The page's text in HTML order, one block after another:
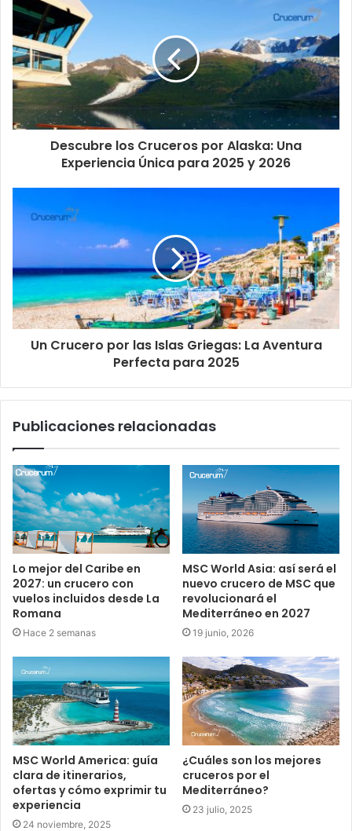
Descubre los Cruceros por Alaska: Una
Experiencia Única para 2025 y 2026
Un Crucero por las Islas Griegas: La Aventura
Perfecta para 2025
Publicaciones relacionadas
Lo mejor del Caribe en
2027: un crucero con
vuelos incluidos desde La
Romana
Hace 2 semanas
MSC World Asia: así será el
nuevo crucero de MSC que
revolucionará el
Mediterráneo en 2027
19 junio, 2026
MSC World America: guía
clara de itinerarios,
ofertas y cómo exprimir tu
experiencia
24 noviembre, 2025
¿Cuáles son los mejores
cruceros por el
Mediterráneo?
23 julio, 2025